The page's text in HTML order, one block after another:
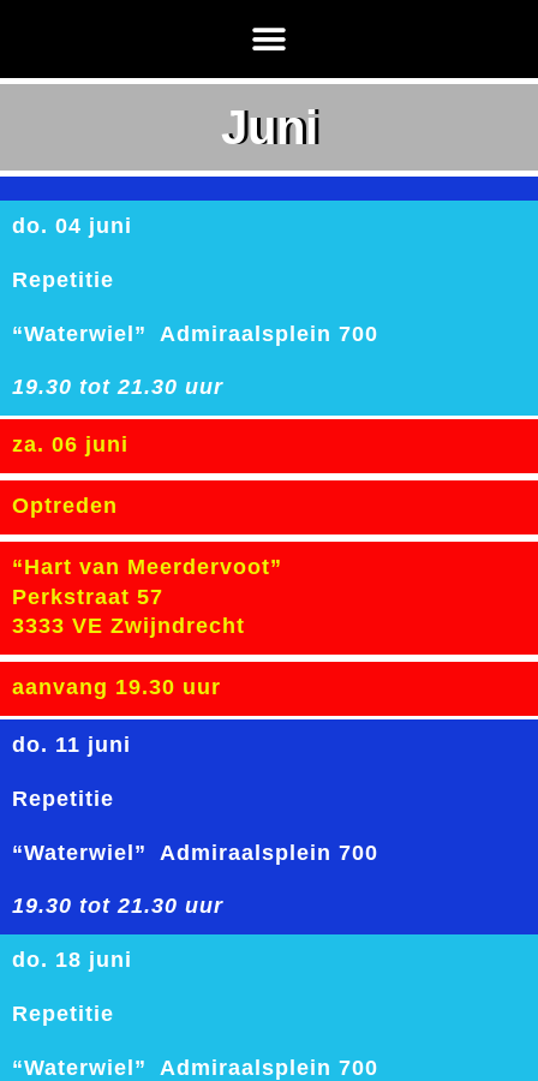
Juni
do. 04 juni
Repetitie
“Waterwiel” Admiraalsplein 700
19.30 tot 21.30 uur
za. 06 juni
Optreden
“Hart van Meerdervoot”
Perkstraat 57
3333 VE Zwijndrecht
aanvang 19.30 uur
do. 11 juni
Repetitie
“Waterwiel” Admiraalsplein 700
19.30 tot 21.30 uur
do. 18 juni
Repetitie
“Waterwiel” Admiraalsplein 700